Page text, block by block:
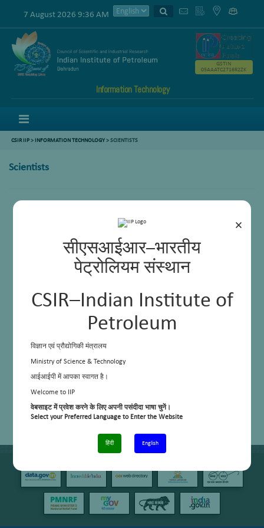
×
सीएसआईआर–भारतीय
पेट्रोलियम संस्थान
CSIR–Indian Institute of
Petroleum
विज्ञान एवं प्रौद्योगिकी मंत्रालय
Ministry of Science & Technology
आईआईपी में आपका स्वागत है।
Welcome to IIP
वेबसाइट में प्रवेश करने के लिए अपनी पसंदीदा भाषा चुनें।
Select your Preferred Language to Enter the Website
हिंदी English
7 August 2026 9:36 AM
Information Technology
GSTIN
05AAATC2716R2ZK
CSIR IIP> INFORMATION TECHNOLOGY> SCIENTISTS
Scientists